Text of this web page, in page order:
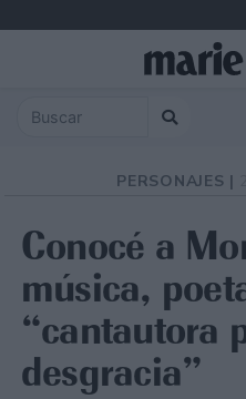
PERSONAJES |
Conocé a
música,
“cantautora
desgracia”